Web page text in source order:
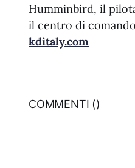
Humminbird, il
il centro di
kditaly.com
COMMENTI ()